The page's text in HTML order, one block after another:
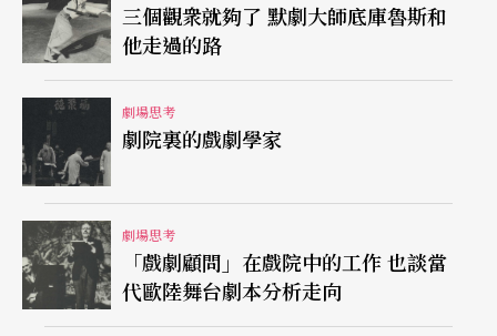
Martin提到的「異國情調平分」，在這裡似乎可以
提供我們爲原住民「被發明打造出來的傳統」，找
到一個能夠在跨文化的架構下，通過意義的相互詮
釋而生產有別於人類學對傳統文化的迷思，從而浮
現嶄新的修辭，以作爲再現文化協議的新場域。當
非原住民，使用這樣陌生化手段，也意味著原住民
主動出擊的反轉策略。俄國形式主義的理論大師希
柯洛夫斯基（Viktor Sklovskij）就說過:「藝術的手
三個觀衆就夠了 默劇大師底庫魯斯和
他走過的路
劇場思考
劇院裏的戲劇學家
劇場思考
「戲劇顧問」在戲院中的工作 也談當
代歐陸舞台劇本分析走向